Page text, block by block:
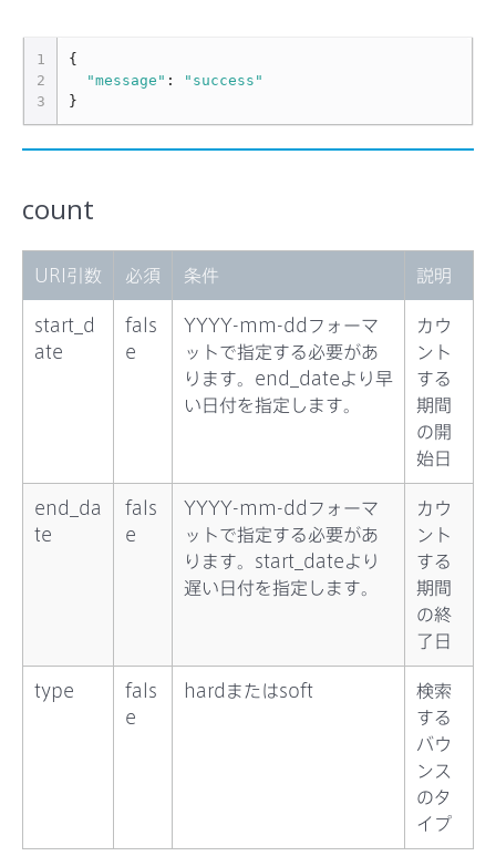
1
2
3
{
"message" :
"success"
}
count
URI引数 必須 条件 説明
start_d
ate
fals
e
YYYY-mm-ddフォーマ
ットで指定する必要があ
ります。end_dateより早
い日付を指定します。
カウ
ント
する
期間
の開
始日
end_da
te
fals
e
YYYY-mm-ddフォーマ
ットで指定する必要があ
ります。start_dateより
遅い日付を指定します。
カウ
ント
する
期間
の終
了日
type
fals
e
hardまたはsoft
検索
する
バウ
ンス
のタ
イプ